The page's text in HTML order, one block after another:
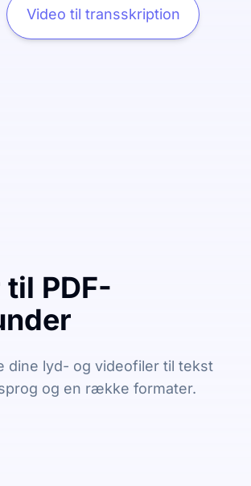
Video til transskription
PDF-
dine lyd- og videofiler til tekst
og en række formater.